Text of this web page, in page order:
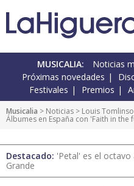
MUSICALIA: Noticias
Próximas novedades
Festivales
Premios
Musicalia > Noticias > Louis
Álbumes en España con 'Faith in the
Destacado: 'Petal' es el octavo
Grande